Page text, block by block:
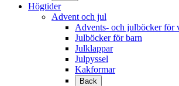
Högtider
Advent och jul
Advents- och julböcker för
Julböcker för barn
Julklappar
Julpyssel
Kakformar
Back